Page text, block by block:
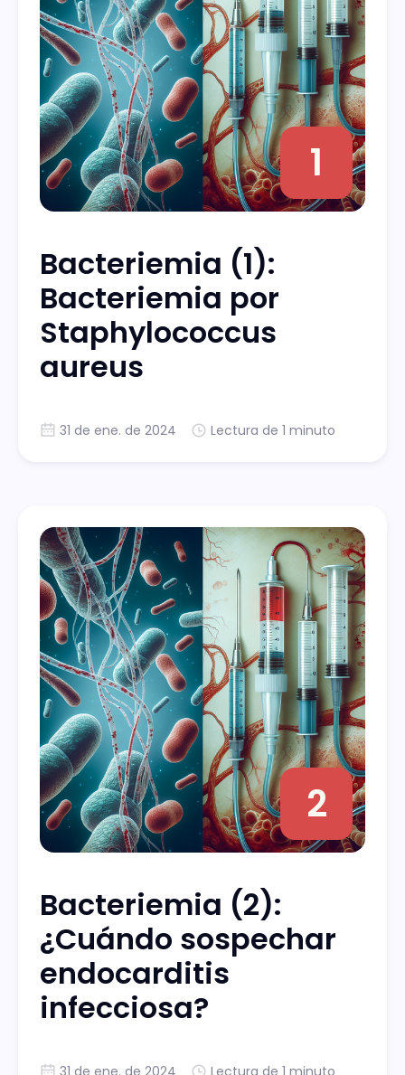
1
Bacteriemia (1):
Bacteriemia por
Staphylococcus
aureus
31 de ene. de 2024 Lectura de 1 minuto
2
Bacteriemia (2):
¿Cuándo sospechar
endocarditis
infecciosa?
31 de ene. de 2024 Lectura de 1 minuto